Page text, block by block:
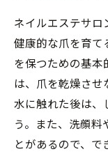
ネイルエステサロ
健康的な爪を育て
を保つための基本
は、爪を乾燥させ
水に触れた後は、
う。また、洗顔料
とがあるので、